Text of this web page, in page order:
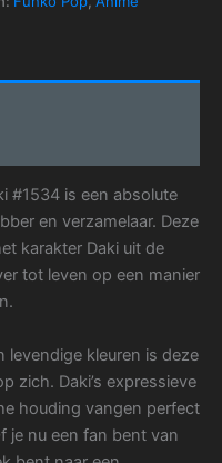
#1534 is een absolute
en verzamelaar. Deze
karakter Daki uit de
tot leven op een manier
levendige kleuren is deze
zich. Daki’s expressieve
houding vangen perfect
je nu een fan bent van